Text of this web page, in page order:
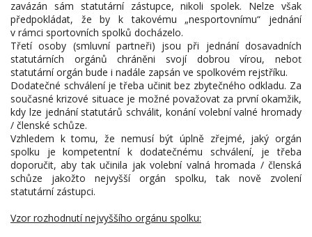
zavázán sám statutární zástupce, nikoli spolek. Nelze však
předpokládat, že by k takovému „nesportovnímu“ jednání
v rámci sportovních spolků docházelo.
Třetí osoby (smluvní partneři) jsou při jednání dosavadních
statutárních orgánů chráněni svojí dobrou vírou, neboť
statutární orgán bude i nadále zapsán ve spolkovém rejstříku.
Dodatečné schválení je třeba učinit bez zbytečného odkladu. Za
současné krizové situace je možné považovat za první okamžik,
kdy lze jednání statutárů schválit, konání volební valné hromady
/ členské schůze.
Vzhledem k tomu, že nemusí být úplně zřejmé, jaký orgán
spolku je kompetentní k dodatečnému schválení, je třeba
doporučit, aby tak učinila jak volební valná hromada / členská
schůze jakožto nejvyšší orgán spolku, tak nově zvolení
statutární zástupci.
Vzor rozhodnutí nejvyššího orgánu spolku: